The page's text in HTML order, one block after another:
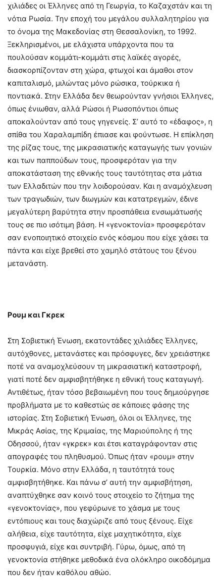
χιλιάδες οι Έλληνες από τη Γεωργία, το Καζαχστάν και τη
νότια Ρωσία. Την εποχή του μεγάλου συλλαλητηρίου για
το όνομα της Μακεδονίας στη Θεσσαλονίκη, το 1992.
Ξεκληρισμένοι, με ελάχιστα υπάρχοντα που τα
πουλούσαν κομμάτι-κομμάτι στις λαϊκές αγορές,
διασκορπίζονταν στη χώρα, φτωχοί και άμαθοι στον
καπιταλισμό, μιλώντας μόνο ρώσικα, τούρκικα ή
ποντιακά. Στην Ελλάδα δεν θεωρούνταν γνήσιοι Έλληνες,
όπως ένιωθαν, αλλά Ρώσοι ή Ρωσοπόντιοι όπως
αποκαλούνταν από τους γηγενείς. Σ’ αυτό το «έδαφος», η
σπίθα του Χαραλαμπίδη έπιασε και φούντωσε. Η επίκληση
της ρίζας τους, της μικρασιατικής καταγωγής των γονιών
και των παππούδων τους, προσφερόταν για την
αποκατάσταση της εθνικής τους ταυτότητας στα μάτια
των Ελλαδιτών που την λοιδορούσαν. Και η αναμόχλευση
των τραγωδιών, των διωγμών και κατατρεγμών, έδινε
μεγαλύτερη βαρύτητα στην προσπάθεια ενσωμάτωσής
τους σε πιο ισότιμη βάση. Η «γενοκτονία» προσφερόταν
σαν ενοποιητικό στοιχείο ενός κόσμου που είχε χάσει τα
πάντα και είχε βρεθεί στο χαμηλό στάτους του ξένου
μετανάστη.
Ρουμ και Γκρεκ
Στη Σοβιετική Ένωση, εκατοντάδες χιλιάδες Έλληνες,
αυτόχθονες, μετανάστες και πρόσφυγες, δεν χρειάστηκε
ποτέ να αναμοχλεύσουν τη μικρασιατική καταστροφή,
γιατί ποτέ δεν αμφισβητήθηκε η εθνική τους καταγωγή.
Αντιθέτως, ήταν τόσο βεβαιωμένη που τους δημιούργησε
προβλήματα με το καθεστώς σε κάποιες φάσης της
ιστορίας. Στη Σοβιετική Ένωση, όλοι οι Έλληνες, της
Μικράς Ασίας, της Κριμαίας, της Μαριούπολης ή της
Οδησσού, ήταν «γκρεκ» και έτσι καταγράφονταν στις
απογραφές του πληθυσμού. Όπως ήταν «ρουμ» στην
Τουρκία. Μόνο στην Ελλάδα, η ταυτότητά τους
αμφισβητήθηκε. Και πάνω σ’ αυτή την αμφισβήτηση,
αναπτύχθηκε σαν κοινό τους στοιχείο το ζήτημα της
«γενοκτονίας», που γεφύρωνε το χάσμα με τους
εντόπιους και τους διαχώριζε από τους ξένους. Είχε
αλήθεια, είχε ταυτότητα, είχε μαχητικότητα, είχε
προσφυγιά, είχε και συντριβή. Γύρω, όμως, από τη
γενοκτονία στήθηκε μεθοδικά ένα ολόκληρο οικοδόμημα
που δεν ήταν καθόλου αθώο.